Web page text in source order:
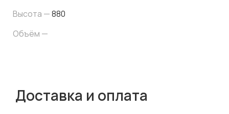
Высота —880
Объём —
Доставка и оплата